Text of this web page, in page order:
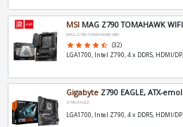
MSI MAG Z790 TOMAHAWK
MAG-Z790-TOMAHAWK-WIFI
star star star star star_half (32)
LGA1700, Intel Z790, 4 x DDR5, HDMI/
Gigabyte Z790 EAGLE, ATX-
Z790-EAGLE
LGA1700, Intel Z790, 4 x DDR5, HDMI/DP